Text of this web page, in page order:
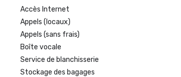
Accès Internet
Appels (locaux)
Appels (sans frais)
Boîte vocale
Service de blanchisserie
Stockage des bagages